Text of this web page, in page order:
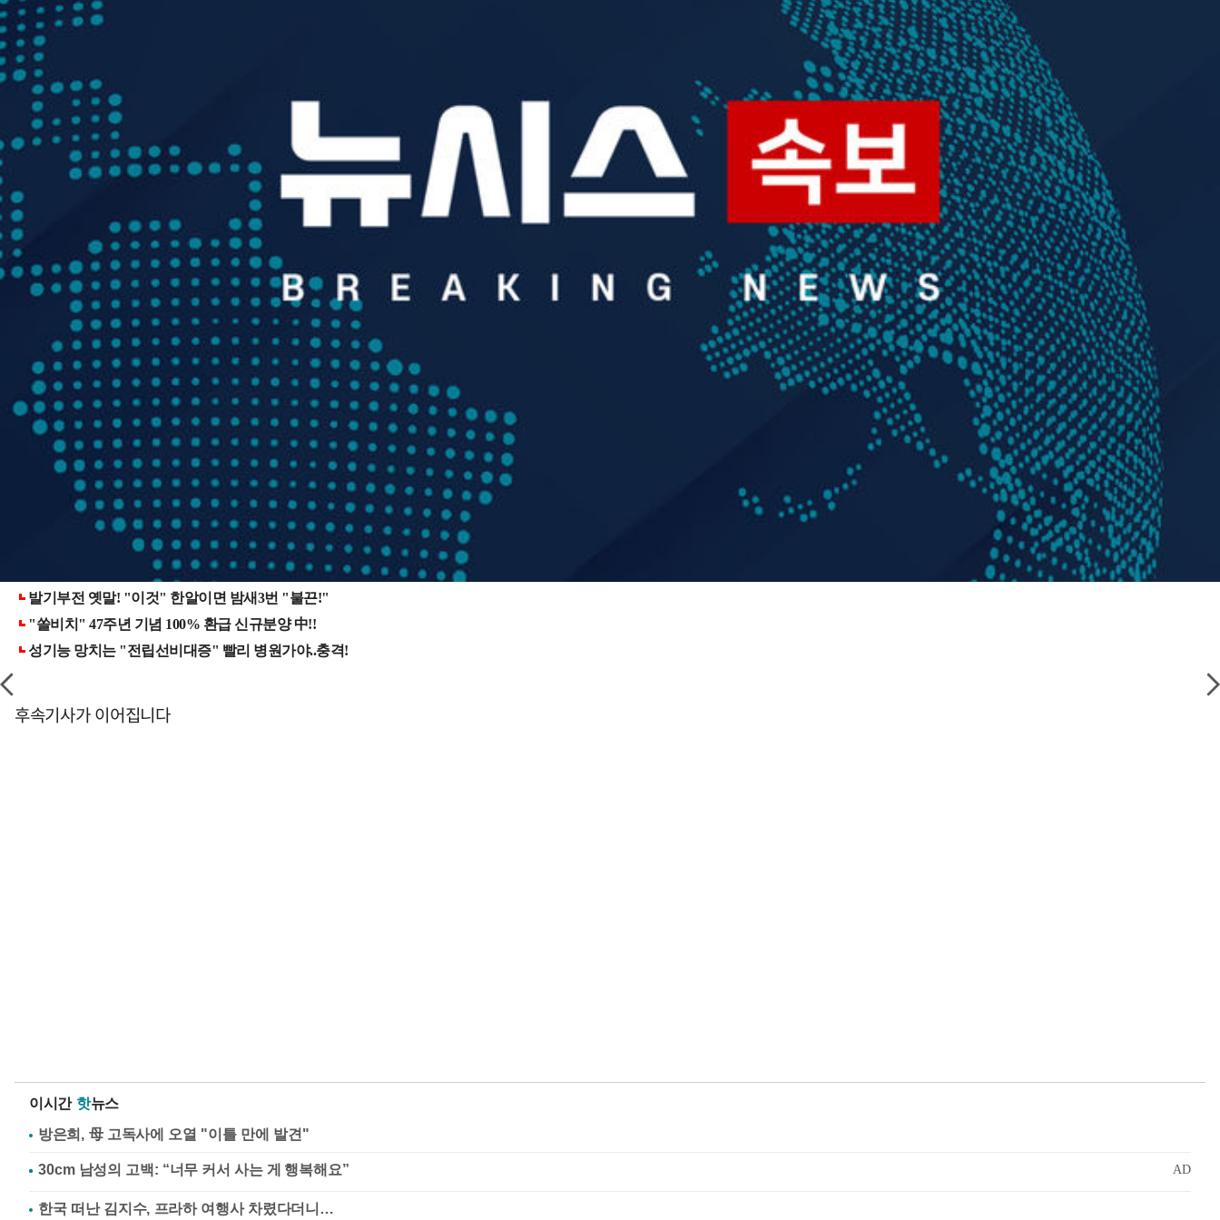
후속기사가 이어집니다
이시간 핫뉴스
방은희, 母 고독사에 오열 "이틀 만에 발견"
한국 떠난 김지수, 프라하 여행사 차렸다더니…